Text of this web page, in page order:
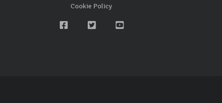
Cookie Policy